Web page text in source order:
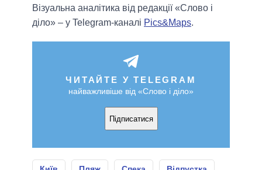
Візуальна аналітика від редакції «Слово і
діло» – у Telegram-каналі Pics&Maps.
ЧИТАЙТЕ У TELEGRAM
найважливіше від «Слово і діло»
Підписатися